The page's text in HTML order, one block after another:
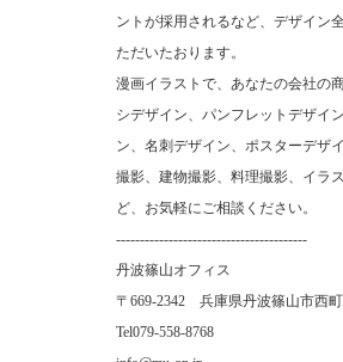
ントが採用されるなど、デザイン
ただいたおります。
漫画イラストで、あなたの会社の
シデザイン、パンフレットデザイ
ン、名刺デザイン、ポスターデザ
撮影、建物撮影、料理撮影、イラ
ど、お気軽にご相談ください。
----------------------------------------
丹波篠山オフィス
〒669-2342 兵庫県丹波篠山市西
Tel079-558-8768